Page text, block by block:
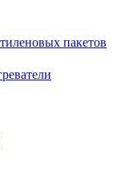
пакетов